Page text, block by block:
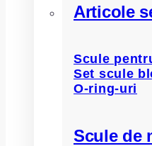
Articole
Scule
Set scule
O-ring-uri
Scule de